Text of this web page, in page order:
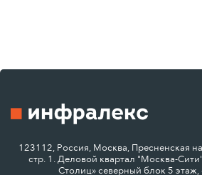
123112, Россия, Москва, Пресненская
стр. 1. Деловой квартал "Москва-
Столиц» северный блок 5 этаж,